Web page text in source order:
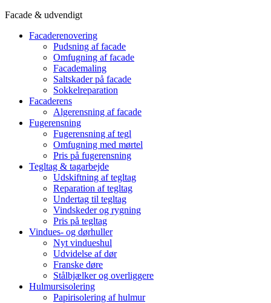
Facade & udvendigt
Facaderenovering
Pudsning af facade
Omfugning af facade
Facademaling
Saltskader på facade
Sokkelreparation
Facaderens
Algerensning af facade
Fugerensning
Fugerensning af tegl
Omfugning med mørtel
Pris på fugerensning
Tegltag & tagarbejde
Udskiftning af tegltag
Reparation af tegltag
Undertag til tegltag
Vindskeder og rygning
Pris på tegltag
Vindues- og dørhuller
Nyt vindueshul
Udvidelse af dør
Franske døre
Stålbjælker og overliggere
Hulmursisolering
Papirisolering af hulmur